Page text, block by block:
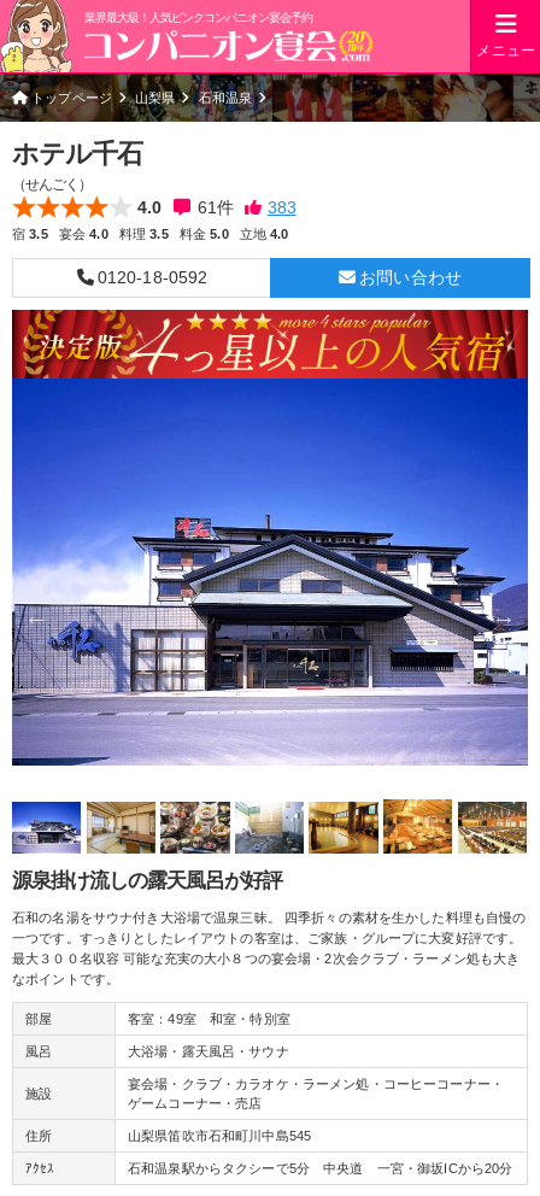
業界最大級！人気ピンクコンパニオン宴会予約
メニュー
トップページ 山梨県 石和温泉
ホテル千石
（せんごく）
4.0 61件
宿3.5 宴会4.0 料理3.5 料金5.0 立地4.0
0120-18-0592 お問い合わせ
源泉掛け流しの露天風呂が好評
石和の名湯をサウナ付き大浴場で温泉三昧。 四季折々の素材を生かした料理も自慢の
一つです。すっきりとしたレイアウトの客室は、ご家族・グループに大変好評です。
最大３００名収容 可能な充実の大小８つの宴会場・2次会クラブ・ラーメン処も大き
なポイントです。
部屋 客室：49室 和室・特別室
風呂 大浴場・露天風呂・サウナ
施設
宴会場・クラブ・カラオケ・ラーメン処・コーヒーコーナー・
ゲームコーナー・売店
住所 山梨県笛吹市石和町川中島545
ｱｸｾｽ 石和温泉駅からタクシーで5分 中央道 一宮・御坂ICから20分